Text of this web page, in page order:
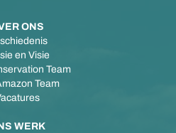
ONS
en Visie
Team
Team
WERK